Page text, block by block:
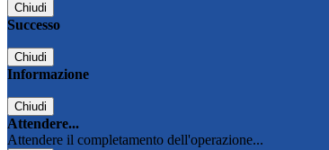
Chiudi
Successo
Chiudi
Informazione
Chiudi
Attendere...
Attendere il completamento dell'operazione...